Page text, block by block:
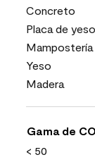
Concreto
Placa de yeso
Mampostería
Yeso
Madera
Gama de
< 50